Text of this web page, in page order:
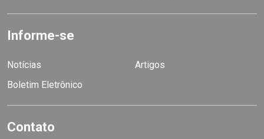
Informe-se
Notícias
Artigos
Boletim Eletrônico
Contato